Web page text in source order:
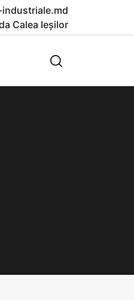
Calea Ieşilor